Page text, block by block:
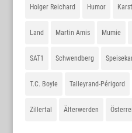
Holger Reichard Humor
Land Martin Amis Mumie
SAT1 Schwendberg
T.C. Boyle Talleyrand-Périgord
Zillertal Älterwerden